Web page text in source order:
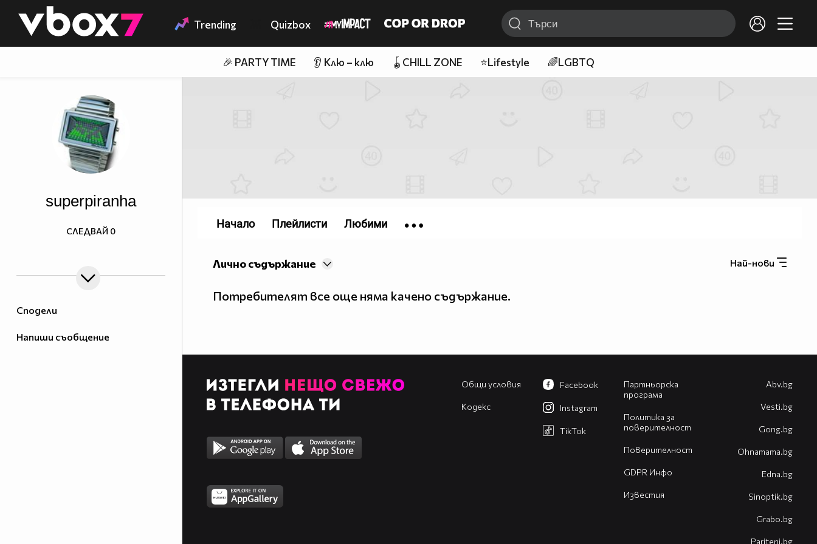
👾 Trending Quizbox
🎉 PARTY TIME 👂 Клю – клю 🪀CHILL ZONE ⭐Lifestyle 🌈LGBTQ
Сподели
Напиши съобщение
superpiranha
СЛЕДВАЙ 0
Най-нови
Лично съдържание
Потребителят все още няма качено съдържание.
Начало Плейлисти Любими
Общи условия
Кодекс
Партньорска
програма
Политика за
поверителност
Поверителност
GDPR Инфо
Известия
Facebook
Instagram
TikTok
Abv.bg
Vesti.bg
Gong.bg
Оhnamama.bg
Edna.bg
Sinoptik.bg
Grabo.bg
Pariteni.bg